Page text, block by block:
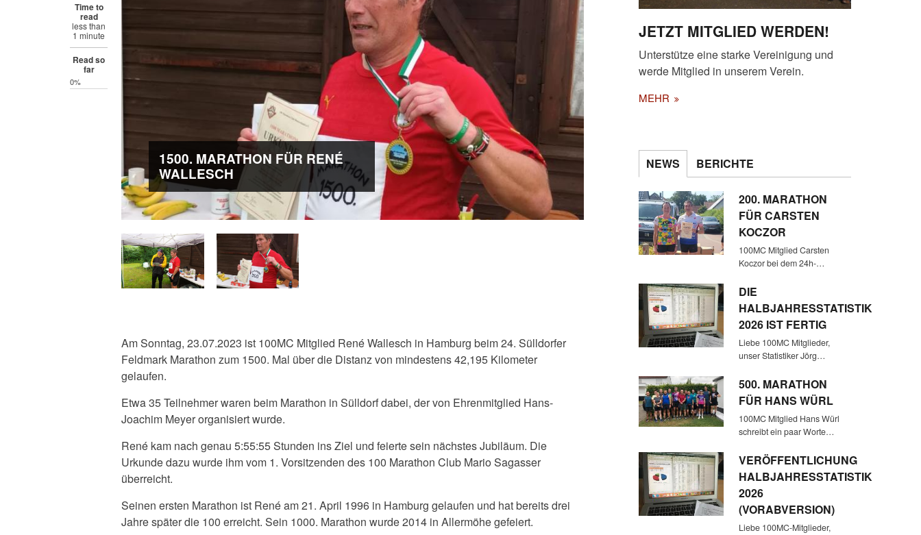
Time to
read
less than
1 minute
Read so
far
0%
1500. MARATHON FÜR RENÉ
WALLESCH
Am Sonntag, 23.07.2023 ist 100MC Mitglied René Wallesch in Hamburg beim 24. Sülldorfer
Feldmark Marathon zum 1500. Mal über die Distanz von mindestens 42,195 Kilometer
gelaufen.
Etwa 35 Teilnehmer waren beim Marathon in Sülldorf dabei, der von Ehrenmitglied Hans-
Joachim Meyer organisiert wurde.
René kam nach genau 5:55:55 Stunden ins Ziel und feierte sein nächstes Jubiläum. Die
Urkunde dazu wurde ihm vom 1. Vorsitzenden des 100 Marathon Club Mario Sagasser
überreicht.
Seinen ersten Marathon ist René am 21. April 1996 in Hamburg gelaufen und hat bereits drei
Jahre später die 100 erreicht. Sein 1000. Marathon wurde 2014 in Allermöhe gefeiert.
JETZT MITGLIED WERDEN!
Unterstütze eine starke Vereinigung und
werde Mitglied in unserem Verein.
MEHR
NEWS BERICHTE
200. MARATHON
FÜR CARSTEN
KOCZOR
100MC Mitglied Carsten
Koczor bei dem 24h-…
DIE
HALBJAHRESSTATISTIK
2026 IST FERTIG
Liebe 100MC Mitglieder,
unser Statistiker Jörg…
500. MARATHON
FÜR HANS WÜRL
100MC Mitglied Hans Würl
schreibt ein paar Worte…
VERÖFFENTLICHUNG
HALBJAHRESSTATISTIK
2026
(VORABVERSION)
Liebe 100MC-Mitglieder,